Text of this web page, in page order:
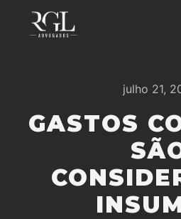
julho 21,
GASTOS